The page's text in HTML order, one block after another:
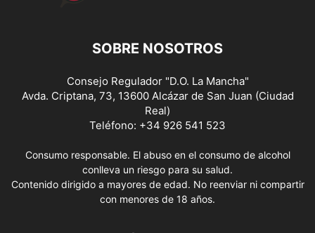
SOBRE NOSOTROS
Consejo Regulador "D.O. La Mancha"
Avda. Criptana, 73, 13600 Alcázar de San Juan (Ciudad
Real)
Teléfono: +34 926 541 523
Consumo responsable. El abuso en el consumo de alcohol
conlleva un riesgo para su salud.
Contenido dirigido a mayores de edad. No reenviar ni compartir
con menores de 18 años.